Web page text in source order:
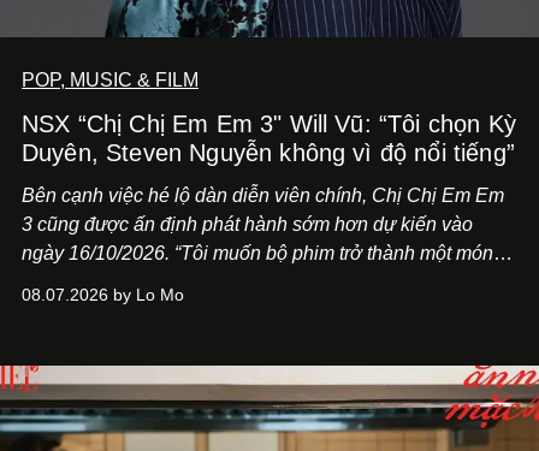
POP, MUSIC & FILM
NSX “Chị Chị Em Em 3" Will Vũ: “Tôi chọn Kỳ
Duyên, Steven Nguyễn không vì độ nổi tiếng”
Bên cạnh việc hé lộ dàn diễn viên chính, Chị Chị Em Em
3 cũng được ấn định phát hành sớm hơn dự kiến vào
ngày 16/10/2026. “Tôi muốn bộ phim trở thành một món
Việt Nam”, NSX Will Vũ cho biết.
08.07.2026 by Lo Mo